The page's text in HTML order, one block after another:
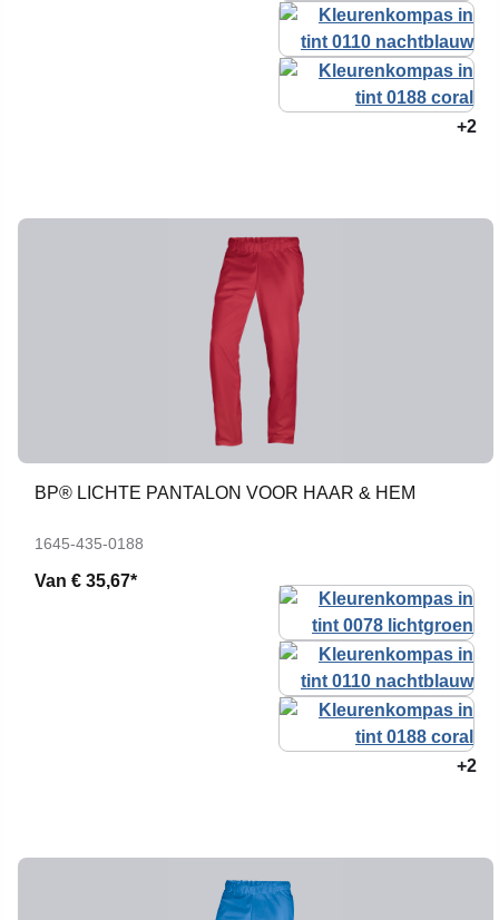
+2
BP® LICHTE PANTALON VOOR HAAR & HEM
1645-435-0188
Van € 35,67*
+2